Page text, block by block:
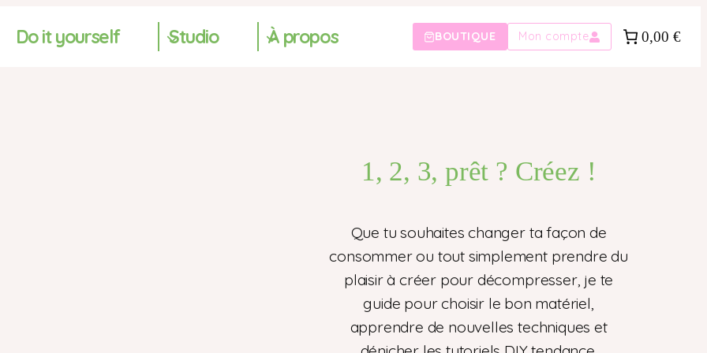
Do it yourself Studio À propos BOUTIQUE Mon compte 0,00 €
1, 2, 3, prêt ? Créez !
Que tu souhaites changer ta façon de
consommer ou tout simplement prendre du
plaisir à créer pour décompresser, je te
guide pour choisir le bon matériel,
apprendre de nouvelles techniques et